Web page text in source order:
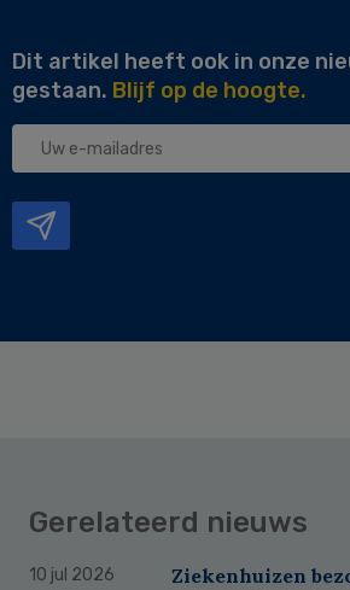
Dit artikel heeft ook in onze
gestaan. Blijf op de hoogte.
Uw
Gerelateerd nieuws
10 jul 2026
Ziekenhuizen